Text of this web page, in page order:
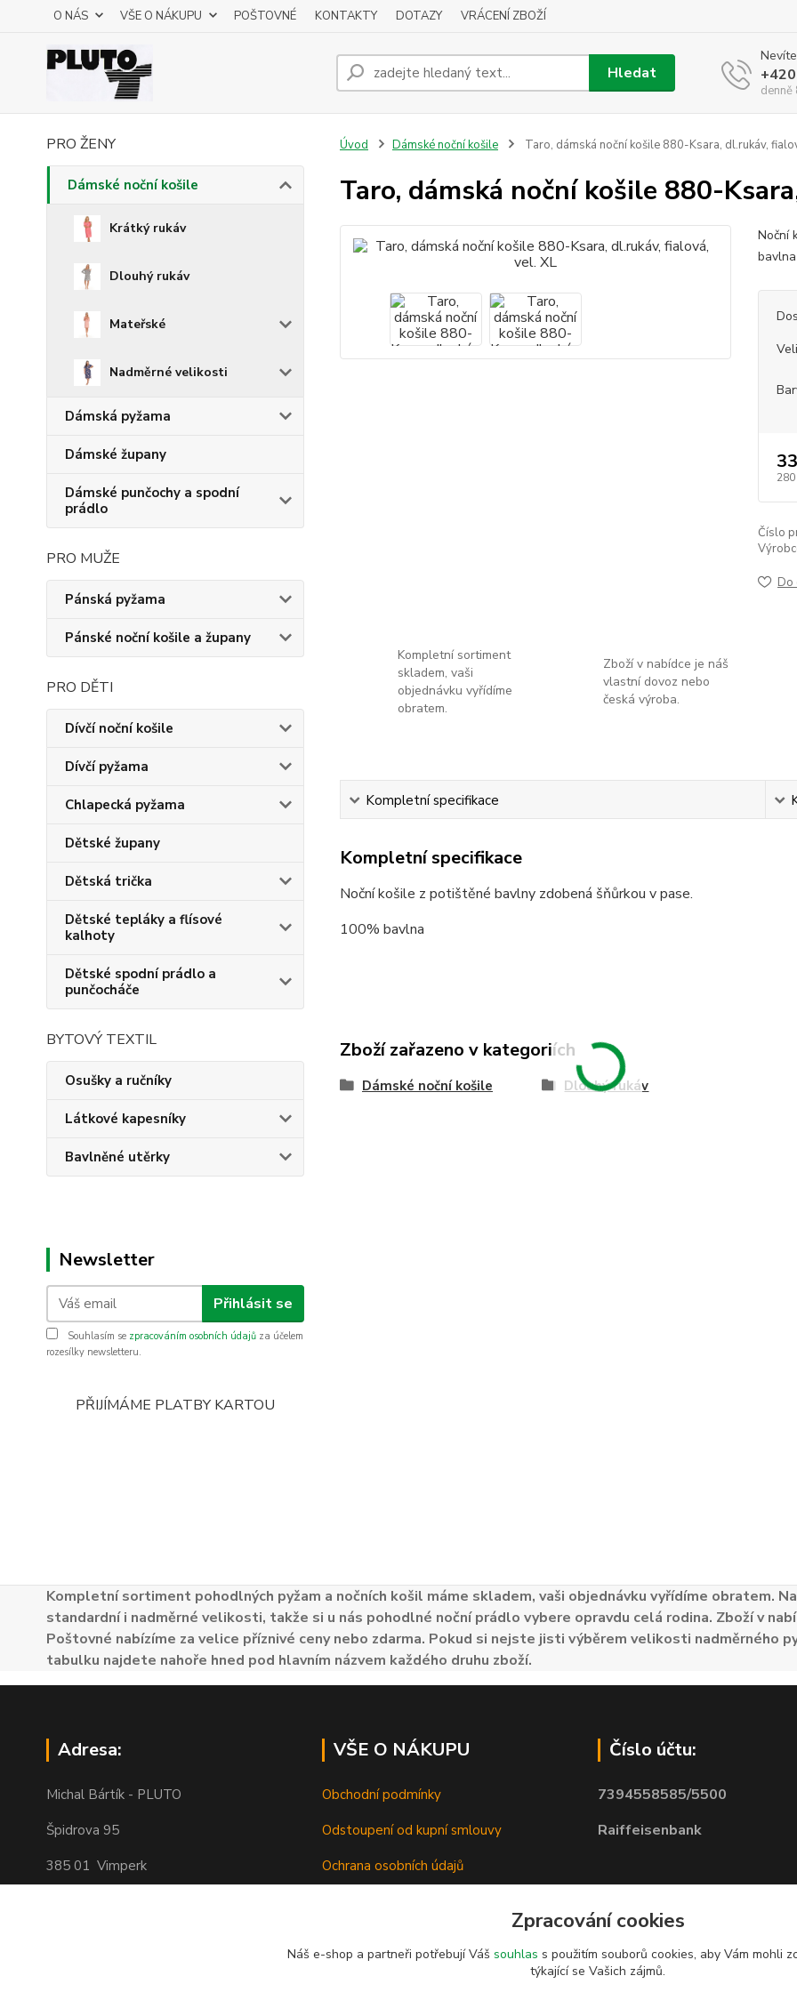
O NÁS VŠE O NÁKUPU POŠTOVNÉ KONTAKTY DOTAZY VRÁCENÍ ZBOŽÍ
Hledat
PRO ŽENY
Dámské noční košile
Krátký rukáv
Dlouhý rukáv
Mateřské
Nadměrné velikosti
Dámská pyžama
Dámské župany
Dámské punčochy a spodní
prádlo
PRO MUŽE
Pánská pyžama
Pánské noční košile a župany
PRO DĚTI
Dívčí noční košile
Dívčí pyžama
Chlapecká pyžama
Dětské župany
Dětská trička
Dětské tepláky a flísové
kalhoty
Dětské spodní prádlo a
punčocháče
BYTOVÝ TEXTIL
Osušky a ručníky
Látkové kapesníky
Bavlněné utěrky
Newsletter
Přihlásit se
Souhlasím se zpracováním osobních údajů za účelem
rozesílky newsletteru.
PŘIJÍMÁME PLATBY KARTOU
Úvod Dámské noční košile Taro, dámská noční košile 880-Ksara, dl.rukáv,
Taro, dámská noční košile 880-
Noční
bavlna
280
Číslo
Do
Kompletní sortiment
skladem, vaši
objednávku vyřídíme
obratem.
Zboží v nabídce je náš
vlastní dovoz nebo
česká výroba.
Kompletní specifikace
Kompletní specifikace
Noční košile z potištěné bavlny zdobená šňůrkou v pase.
100% bavlna
Zboží zařazeno v kategoriích
Dámské noční košile Dlouhý rukáv
Kompletní sortiment pohodlných pyžam a nočních košil máme skladem, vaši objednávku vyřídíme obratem.
standardní i nadměrné velikosti, takže si u nás pohodlné noční prádlo vybere opravdu celá rodina. Zboží v
Poštovné nabízíme za velice příznivé ceny nebo zdarma. Pokud si nejste jisti výběrem velikosti nadměrného
tabulku najdete nahoře hned pod hlavním názvem každého druhu zboží.
Adresa:
Michal Bártík - PLUTO
Špidrova 95
385 01 Vimperk
VŠE O NÁKUPU
Obchodní podmínky
Odstoupení od kupní smlouvy
Ochrana osobních údajů
Číslo účtu:
7394558585/5500
Raiffeisenbank
Zpracování cookies
Náš e-shop a partneři potřebují Váš souhlas s použitím souborů cookies, aby Vám mohli
týkající se Vašich zájmů.